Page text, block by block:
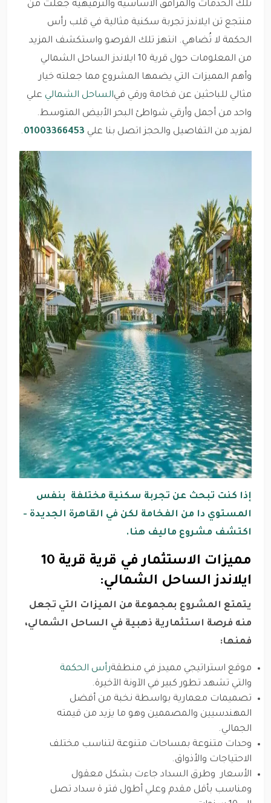
تلك الخدمات والمرافق الأساسية والترفيهية جعلت من
منتجع تن ايلاندز تجربة سكنية مثالية في قلب رأس
الحكمة لا تُضاهي. انتهز تلك الفرصو واستكشف المزيد
من المعلومات حول قرية 10 ايلاندز الساحل الشمالي
وأهم المميزات التي يضمها المشروع مما جعلته خيار
مثالي للباحثين عن فخامة ورقي فيالساحل الشمالي علي
واحد من أجمل وأرقي شواطئ البحر الأبيض المتوسط.
لمزيد من التفاصيل والحجز اتصل بنا علي 01003366453
.
إذا كنت تبحث عن تجربة سكنية مختلفة بنفس
المستوي دا من الفخامة لكن في القاهرة الجديدة -
اكتشف مشروع ماليف هنا.
مميزات الاستثمار في قرية قرية 10
ايلاندز الساحل الشمالي:
يتمتع المشروع بمجموعة من الميزات التي تجعل
منه فرصة استثمارية ذهبية في الساحل الشمالي،
فمنها:
موقع استراتيجي مميدز في منطقةرأس الحكمة
والتي تشهد تطور كبير في الآونة الآخيرة.
تصميمات معمارية بواسطة نخبة من أفضل
المهندسيين والمصممين وهو ما يزيد من قيمته
الجمالي.
وحدات متنوعة بمساحات متنوعة لتناسب مختلف
الاحتياجات والأذواق.
الأسعار وطرق السداد جاءت بشكل معقول
ومناسب بأقل مقدم وعلي أطول فتر ة سداد تصل